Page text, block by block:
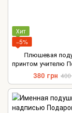
Хит
−5%
Плюшевая
принтом учителю
День
380 грн 400